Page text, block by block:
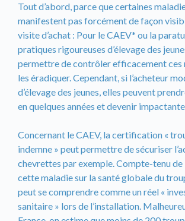
Tout d’abord, parce que certaines
manifestent pas forcément de façon
visite d’achat : Pour le CAEV* ou la
pratiques rigoureuses d’élevage des
permettre de contrôler efficacement ces
les éradiquer. Cependant, si l’acheteur
d’élevage des jeunes, elles peuvent
en quelques années et devenir
Concernant le CAEV, la certification «
indemne » peut permettre de sécuriser
chevrettes par exemple. Compte-tenu de
cette maladie sur la santé globale du
peut se comprendre comme un réel «
sanitaire » lors de l’installation.